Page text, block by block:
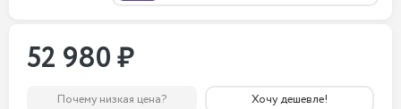
52 980 ₽
Почему низкая цена? Хочу дешевле!